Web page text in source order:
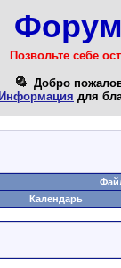
Позвольте себе
Добро
Информация для
Календарь